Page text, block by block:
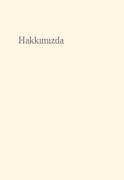
Hakkımızda